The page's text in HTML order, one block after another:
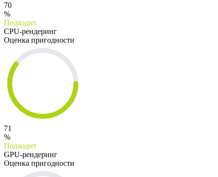
70
%
Подходит
CPU-рендеринг
Оценка пригодности
71
%
Подходит
GPU-рендеринг
Оценка пригодности